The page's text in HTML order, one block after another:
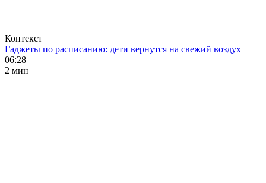
Контекст
Гаджеты по расписанию: дети вернутся на свежий воздух
06:28
2 мин